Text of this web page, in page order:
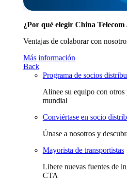
¿Por qué elegir China Telecom
Ventajas de colaborar con
Más información
Back
Programa de socios
Alinee su equipo con otros
mundial
Conviértase en socio
Únase a nosotros y
Mayorista de transportistas
Libere nuevas fuentes de
CTA